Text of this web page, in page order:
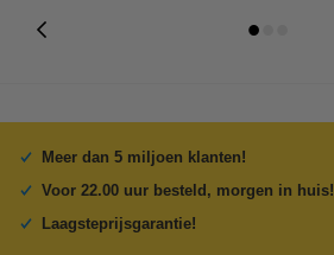
Meer dan 5 miljoen klanten!
Voor 22.00 uur besteld, morgen in huis!
Laagsteprijsgarantie!